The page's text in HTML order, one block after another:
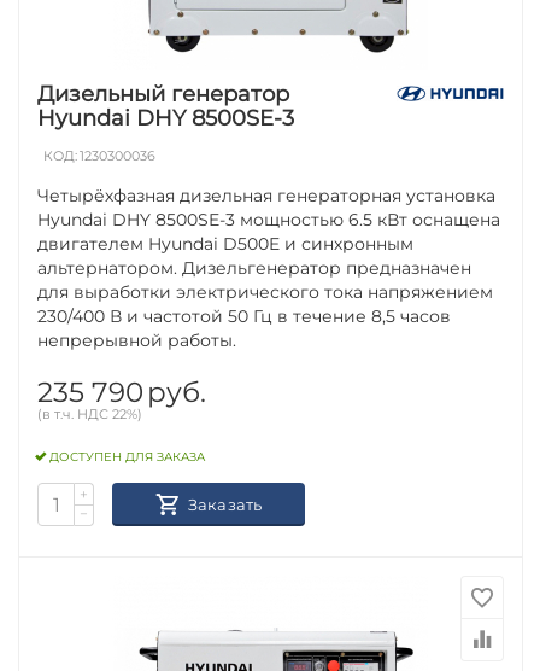
Дизельный генератор
Hyundai DHY 8500SE-3
КОД:1230300036
Четырёхфазная дизельная генераторная установка
Hyundai DHY 8500SE-3 мощностью 6.5 кВт оснащена
двигателем Hyundai D500E и синхронным
альтернатором. Дизельгенератор предназначен
для выработки электрического тока напряжением
230/400 В и частотой 50 Гц в течение 8,5 часов
непрерывной работы.
235 790 руб.
(в т.ч. НДС 22%)
ДОСТУПЕН ДЛЯ ЗАКАЗА
+
−
Заказать